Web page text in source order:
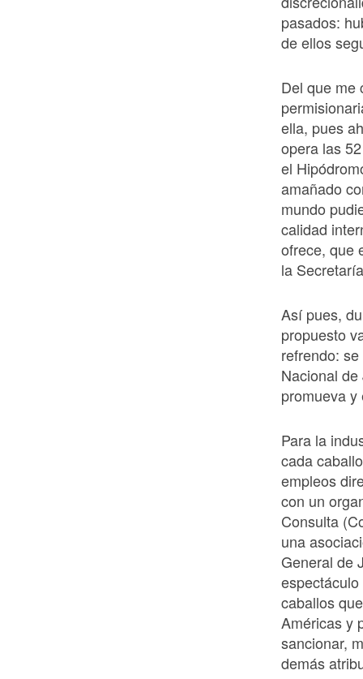
pasados:
de ellos
Del que me
ella, pues
opera las
el
amañado
mundo
calidad
ofrece, que
la
Así pues,
propuesto
refrendo:
Nacional
promueva
Para la
cada
empleos
con un
Consulta
una
General de
caballos
Américas y
sancionar,
demás